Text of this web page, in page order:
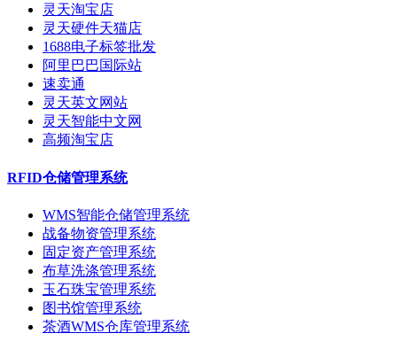
灵天淘宝店
灵天硬件天猫店
1688电子标签批发
阿里巴巴国际站
速卖通
灵天英文网站
灵天智能中文网
高频淘宝店
RFID仓储管理系统
WMS智能仓储管理系统
战备物资管理系统
固定资产管理系统
布草洗涤管理系统
玉石珠宝管理系统
图书馆管理系统
茶酒WMS仓库管理系统